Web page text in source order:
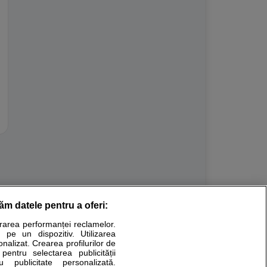
Ele nu pot substitui consultul medical direct si
fie medicul Dvs., fie unul dintre medicii pe care
datele pentru a oferi:
performanței reclamelor.
pe un dispozitiv. Utilizarea
Crearea profilurilor de
selectarea publicității
publicitate personalizată.